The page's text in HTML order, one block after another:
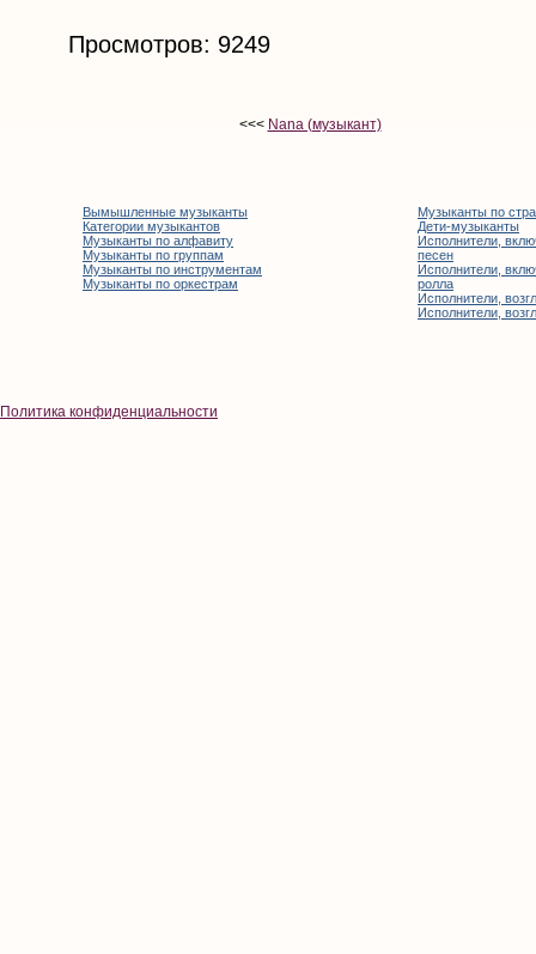
Просмотров: 9249
<<< Nana (музыкант)
Вымышленные музыканты
Категории музыкантов
Музыканты по алфавиту
Музыканты по группам
Музыканты по инструментам
Музыканты по оркестрам
Музыканты по
Дети-музыканты
Исполнители,
песен
Исполнители,
ролла
Исполнители,
Исполнители,
Политика конфиденциальности